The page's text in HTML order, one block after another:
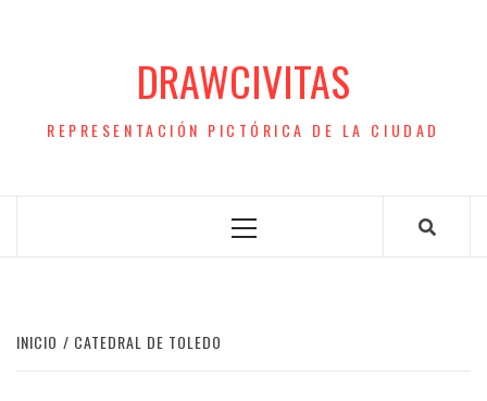
DRAWCIVITAS
REPRESENTACIÓN PICTÓRICA DE LA CIUDAD
Menú
INICIO CATEDRAL DE TOLEDO